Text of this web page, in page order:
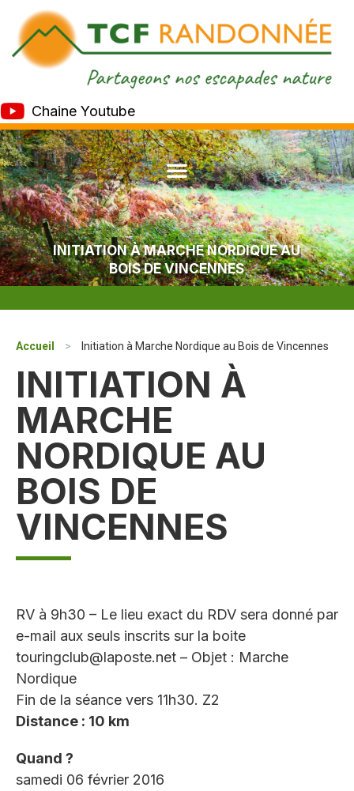
Chaine Youtube
INITIATION À MARCHE NORDIQUE AU
BOIS DE VINCENNES
Accueil > Initiation à Marche Nordique au Bois de Vincennes
INITIATION À
MARCHE
NORDIQUE AU
BOIS DE
VINCENNES
RV à 9h30 – Le lieu exact du RDV sera donné par
e-mail aux seuls inscrits sur la boite
touringclub@laposte.net – Objet : Marche
Nordique
Fin de la séance vers 11h30. Z2
Distance : 10 km
Quand ?
samedi 06 février 2016